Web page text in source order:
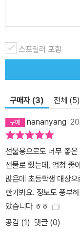
다. 대한민국, 미국, 캐
서 도시. 사람, 언어, 문
초등 사회 교과 속 지리 주제와 연계! 세계 지
치, 지형, 기후에 대한
하기에 알맞은 책이다.
우리나라 국토의 생김
과 문화적 특징을 사진
계’ 코너에서는 면적과
바다와 호수, 산호초,
지도 알아볼 수 있다.
스포일러 포함
구매자 (3) 전체 (5)
nananyang
선물용으로도 너무 좋
선물로 줬는데, 엄청 좋
많은데 초등학생 대상
한가봐요. 정보도 풍부
았습니다 ㅎㅎ
공감 (1) 댓글 (0)